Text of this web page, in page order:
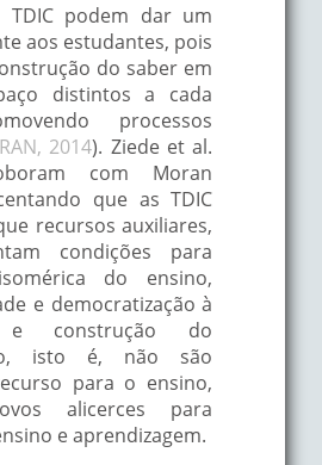
TDIC podem dar um
aos estudantes, pois
do saber em
distintos a cada
processos
2014). Ziede et al.
com Moran
que as TDIC
recursos auxiliares,
condições para
do ensino,
e democratização à
e construção do
isto é, não são
para o ensino,
alicerces para
e aprendizagem.